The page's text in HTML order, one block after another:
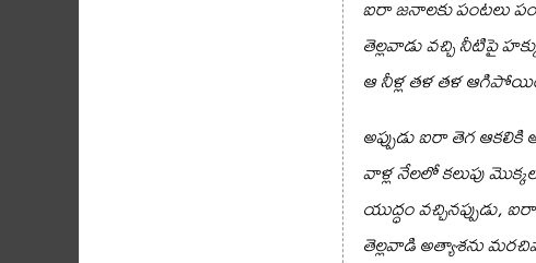
ఐరా జనాలకు పంటలు
తెల్లవాడు వచ్చి నీటిపై
ఆ నీళ్ల తళ తళ
అప్పుడు ఐరా తెగ
వాళ్ల నేలలో కలుపు
యుద్ధం వచ్చినప్పుడు,
తెల్లవాడి అత్యాశను